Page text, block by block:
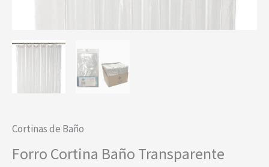
Cortinas de Baño
Forro Cortina Baño Transparente